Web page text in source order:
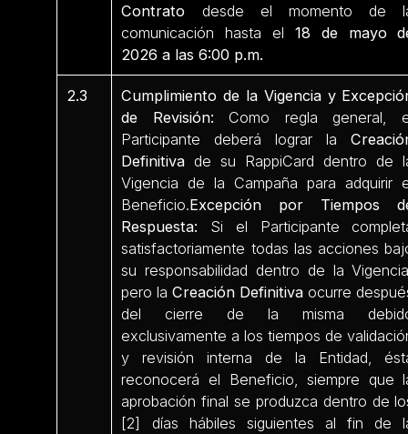
Contrato desde el momento de
comunicación hasta el 18 de mayo
2026 a las 6:00 p.m.
2.3
Cumplimiento de la Vigencia y
de Revisión: Como regla general,
Participante deberá lograr la
Definitiva de su RappiCard dentro de
Vigencia de la Campaña para adquirir
Beneficio.Excepción por Tiempos
Respuesta: Si el Participante
satisfactoriamente todas las acciones
su responsabilidad dentro de la
pero laCreación Definitiva ocurre
del cierre de la misma
exclusivamente a los tiempos de
y revisión interna de la Entidad,
reconocerá el Beneficio, siempre que
aprobación final se produzca dentro de
[2] días hábiles siguientes al fin de